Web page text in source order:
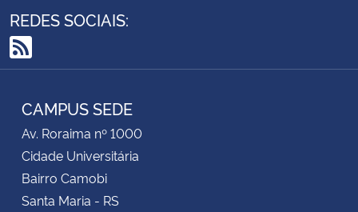
REDES SOCIAIS:
RSS
CAMPUS SEDE
Av. Roraima nº 1000
Cidade Universitária
Bairro Camobi
Santa Maria - RS